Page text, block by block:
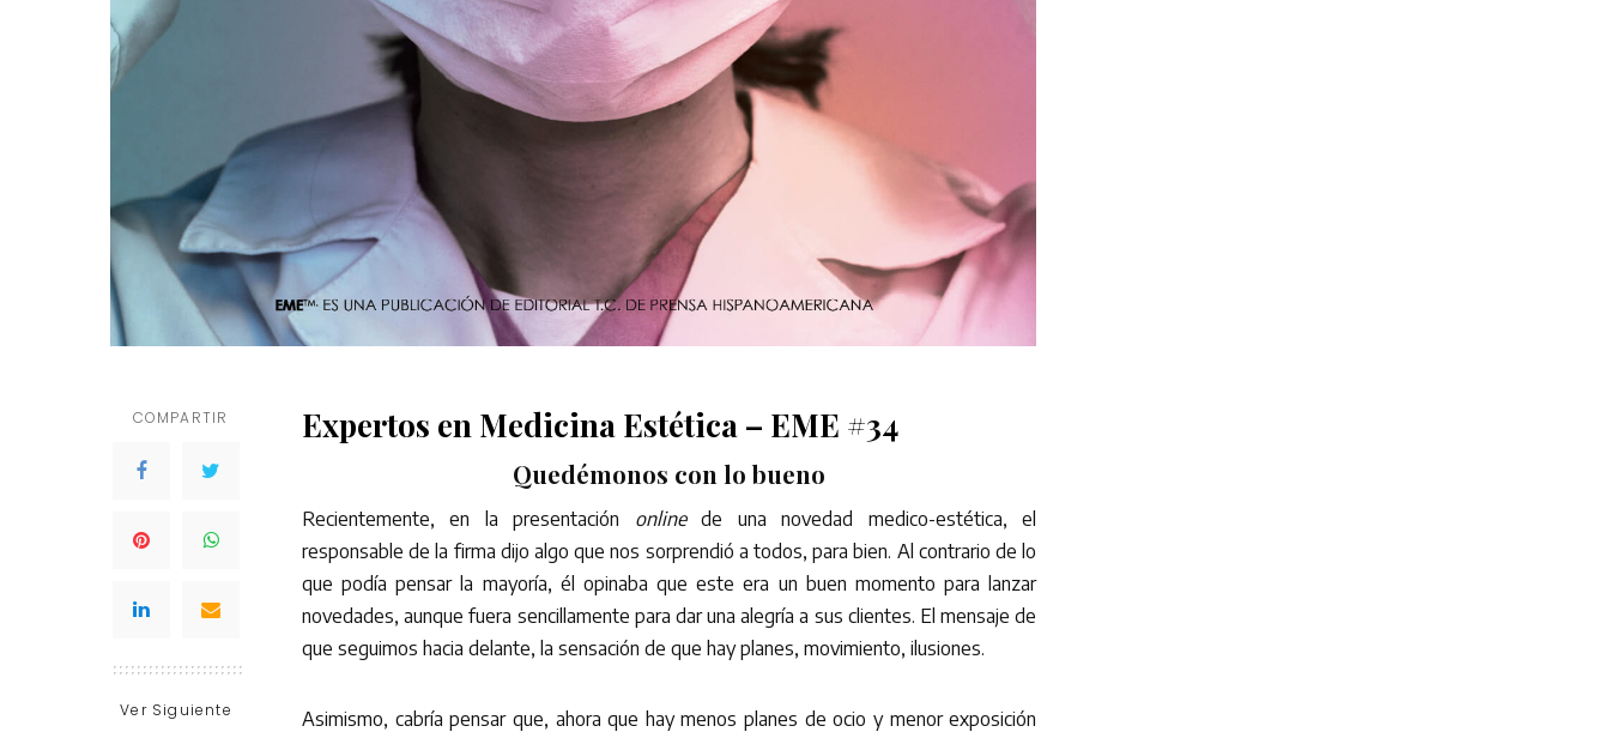
COMPARTIR
Ver Siguiente
Expertos en Medicina Estética – EME #34
Quedémonos con lo bueno
Recientemente, en la presentación onlinede una novedad medico-estética, el
responsable de la firma dijo algo que nos sorprendió a todos, para bien. Al contrario de lo
que podía pensar la mayoría, él opinaba que este era un buen momento para lanzar
novedades, aunque fuera sencillamente para dar una alegría a sus clientes. El mensaje de
que seguimos hacia delante, la sensación de que hay planes, movimiento, ilusiones.
Asimismo, cabría pensar que, ahora que hay menos planes de ocio y menor exposición